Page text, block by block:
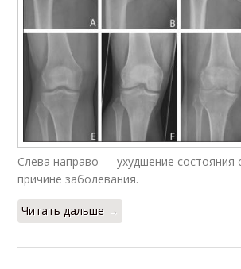
Слева направо — ухудшение состояния
причине заболевания.
Читать дальше →